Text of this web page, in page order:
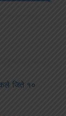
जिते १०